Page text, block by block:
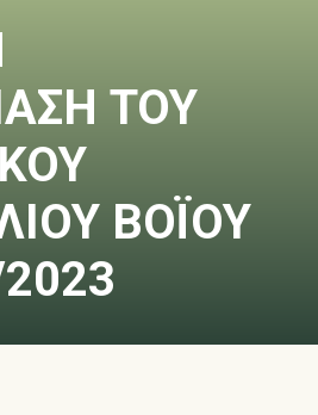
ΤΟΥ
ΒΟΪΟΥ